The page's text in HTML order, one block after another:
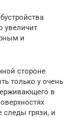
увеличит
и
стороне
только у очень
в
грязи, и